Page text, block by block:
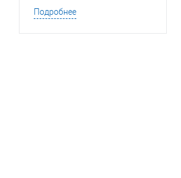
Подробнее